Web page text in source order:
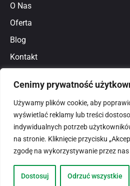
Cenimy prywatność
Używamy plików cookie, aby
wyświetlać reklamy lub treści
indywidualnych potrzeb
na stronie. Kliknięcie przycisku
zgodę na wykorzystywanie przez
Dostosuj Odrzuć wszystkie
O Nas
Oferta
Blog
Kontakt
Polityka prywatności
© 2026domlux.pl
Dotspice.com